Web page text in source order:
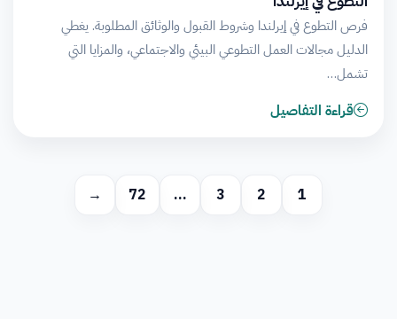
فرص التطوع في إيرلندا وشروط القبول والوثائق المطلوبة. يغطي
الدليل مجالات العمل التطوعي البيئي والاجتماعي، والمزايا التي
تشمل…
قراءة التفاصيل
1
2
3
…
72
→